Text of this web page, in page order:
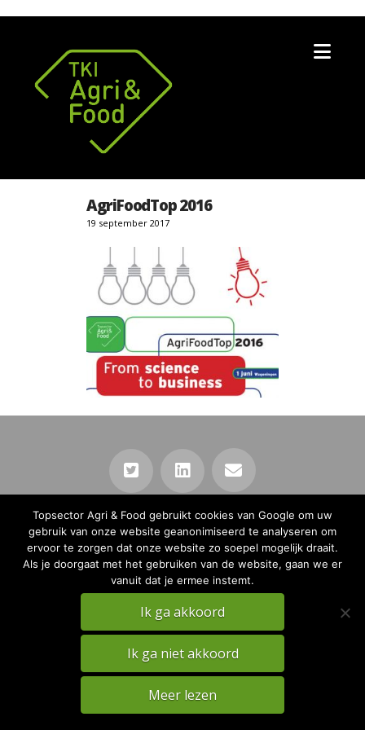
AgriFoodTop 2016
19 september 2017
PRIVACY DISCLAIMER
TKI Agri & Food Website
Topsector Agri & Food gebruikt cookies van Google om uw
gebruik van onze website geanonimiseerd te analyseren om
ervoor te zorgen dat onze website zo soepel mogelijk draait.
Als je doorgaat met het gebruiken van de website, gaan we er
vanuit dat je ermee instemt.
Ik ga akkoord
Ik ga niet akkoord
Meer lezen